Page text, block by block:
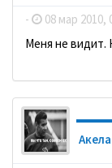
- 08 мар 2010,
Меня не видит.
Акела